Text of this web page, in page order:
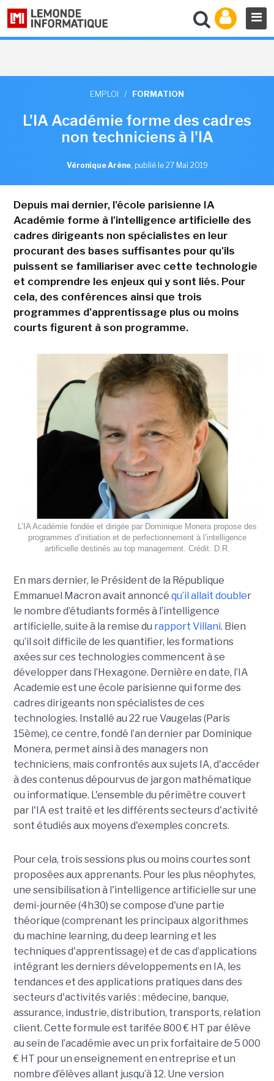
EMPLOI / FORMATION
L'IA Académie forme des cadres
non techniciens à l'IA
Véronique Arène, publié le 27 Mai 2019
Depuis mai dernier, l'école parisienne IA
Académie forme à l'intelligence artificielle des
cadres dirigeants non spécialistes en leur
procurant des bases suffisantes pour qu'ils
puissent se familiariser avec cette technologie
et comprendre les enjeux qui y sont liés. Pour
cela, des conférences ainsi que trois
programmes d'apprentissage plus ou moins
courts figurent à son programme.
L’IA Académie fondée et dirigée par Dominique Monera propose des
programmes d’initiation et de perfectionnement à l’intelligence
artificielle destinés au top management. Crédit. D.R.
En mars dernier, le Président de la République
Emmanuel Macron avait annoncé qu’il allait doubler
le nombre d’étudiants formés à l’intelligence
artificielle, suite à la remise du rapport Villani. Bien
qu’il soit difficile de les quantifier, les formations
axées sur ces technologies commencent à se
développer dans l’Hexagone. Dernière en date, l’IA
Academie est une école parisienne qui forme des
cadres dirigeants non spécialistes de ces
technologies. Installé au 22 rue Vaugelas (Paris
15ème), ce centre, fondé l’an dernier par Dominique
Monera, permet ainsi à des managers non
techniciens, mais confrontés aux sujets IA, d'accéder
à des contenus dépourvus de jargon mathématique
ou informatique. L'ensemble du périmètre couvert
par l'IA est traité et les différents secteurs d'activité
sont étudiés aux moyens d'exemples concrets.
Pour cela, trois sessions plus ou moins courtes sont
proposées aux apprenants. Pour les plus néophytes,
une sensibilisation à l'intelligence artificielle sur une
demi-journée (4h30) se compose d'une partie
théorique (comprenant les principaux algorithmes
du machine learning, du deep learning et les
techniques d'apprentissage) et de cas d’applications
intégrant les derniers développements en IA, les
tendances et des applications pratiques dans des
secteurs d'activités variés : médecine, banque,
assurance, industrie, distribution, transports, relation
client. Cette formule est tarifée 800 € HT par élève
au sein de l’académie avec un prix forfaitaire de 5 000
€ HT pour un enseignement en entreprise et un
nombre d’élèves allant jusqu’à 12. Une version